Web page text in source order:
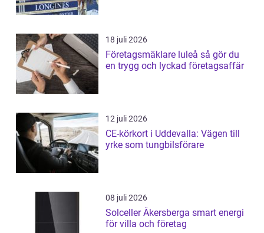
18 juli 2026
Företagsmäklare luleå så gör du
en trygg och lyckad företagsaffär
12 juli 2026
CE-körkort i Uddevalla: Vägen till
yrke som tungbilsförare
08 juli 2026
Solceller Åkersberga smart energi
för villa och företag